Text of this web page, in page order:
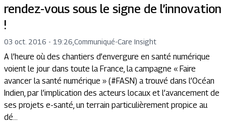
rendez-vous sous le signe de l’innovation
!
03 oct. 2016 - 19:26 Communiqué-Care Insight
A l’heure où des chantiers d’envergure en santé numérique
voient le jour dans toute la France, la campagne « Faire
avancer la santé numérique » (#FASN) a trouvé dans l’Océan
Indien, par l’implication des acteurs locaux et l’avancement de
ses projets e-santé, un terrain particulièrement propice au
dé...